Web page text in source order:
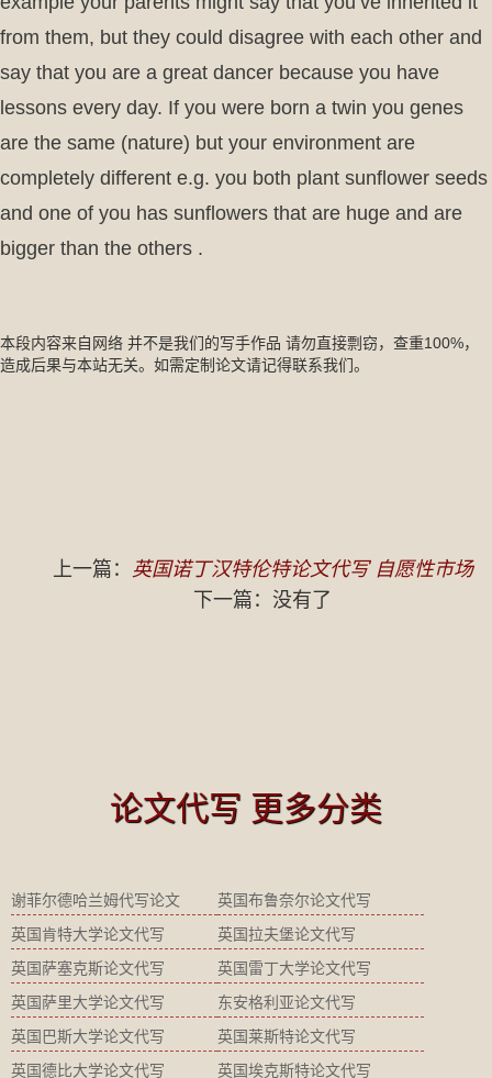
from them, but they could disagree with each other and
say that you are a great dancer because you have
lessons every day. If you were born a twin you genes
are the same (nature) but your environment are
completely different e.g. you both plant sunflower seeds
and one of you has sunflowers that are huge and are
bigger than the others .
本段内容来自网络 并不是我们的写手作品 请勿直接剽窃，查重100%，
造成后果与本站无关。如需定制论文请记得联系我们。
上一篇：
英国诺丁汉特伦特论文代写 自愿性市场
下一篇：没有了
论文代写 更多分类
谢菲尔德哈兰姆代写论文 英国布鲁奈尔论文代写
英国肯特大学论文代写 英国拉夫堡论文代写
英国萨塞克斯论文代写 英国雷丁大学论文代写
英国萨里大学论文代写 东安格利亚论文代写
英国巴斯大学论文代写 英国莱斯特论文代写
英国德比大学论文代写 英国埃克斯特论文代写